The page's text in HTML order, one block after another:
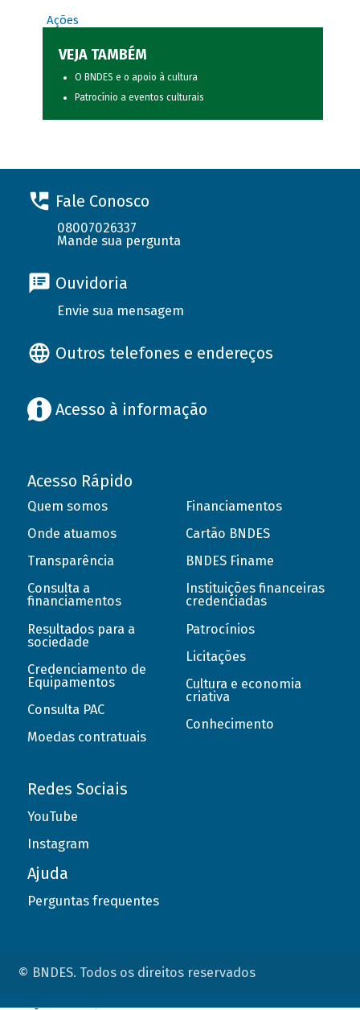
Ações
VEJA TAMBÉM
O BNDES e o apoio à cultura
Patrocínio a eventos culturais
Fale Conosco
08007026337
Mande sua pergunta
Ouvidoria
Envie sua mensagem
Outros telefones e endereços
Acesso à informação
Acesso Rápido
Quem somos
Onde atuamos
Transparência
Consulta a
financiamentos
Resultados para a
sociedade
Credenciamento de
Equipamentos
Consulta PAC
Moedas contratuais
Financiamentos
Cartão BNDES
BNDES Finame
Instituições financeiras
credenciadas
Patrocínios
Licitações
Cultura e economia
criativa
Conhecimento
Redes Sociais
YouTube
Instagram
Ajuda
Perguntas frequentes
© BNDES. Todos os direitos reservados